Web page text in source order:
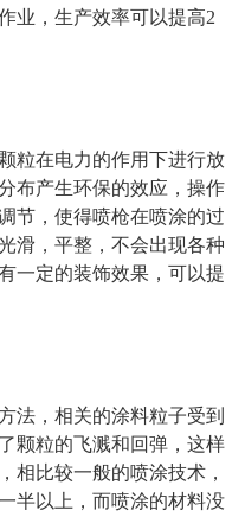
业，生产效率可以提高2
粒在电力的作用下进行放
布产生环保的效应，操作
节，使得喷枪在喷涂的过
滑，平整，不会出现各种
一定的装饰效果，可以提
法，相关的涂料粒子受到
颗粒的飞溅和回弹，这样
相比较一般的喷涂技术，
半以上，而喷涂的材料没